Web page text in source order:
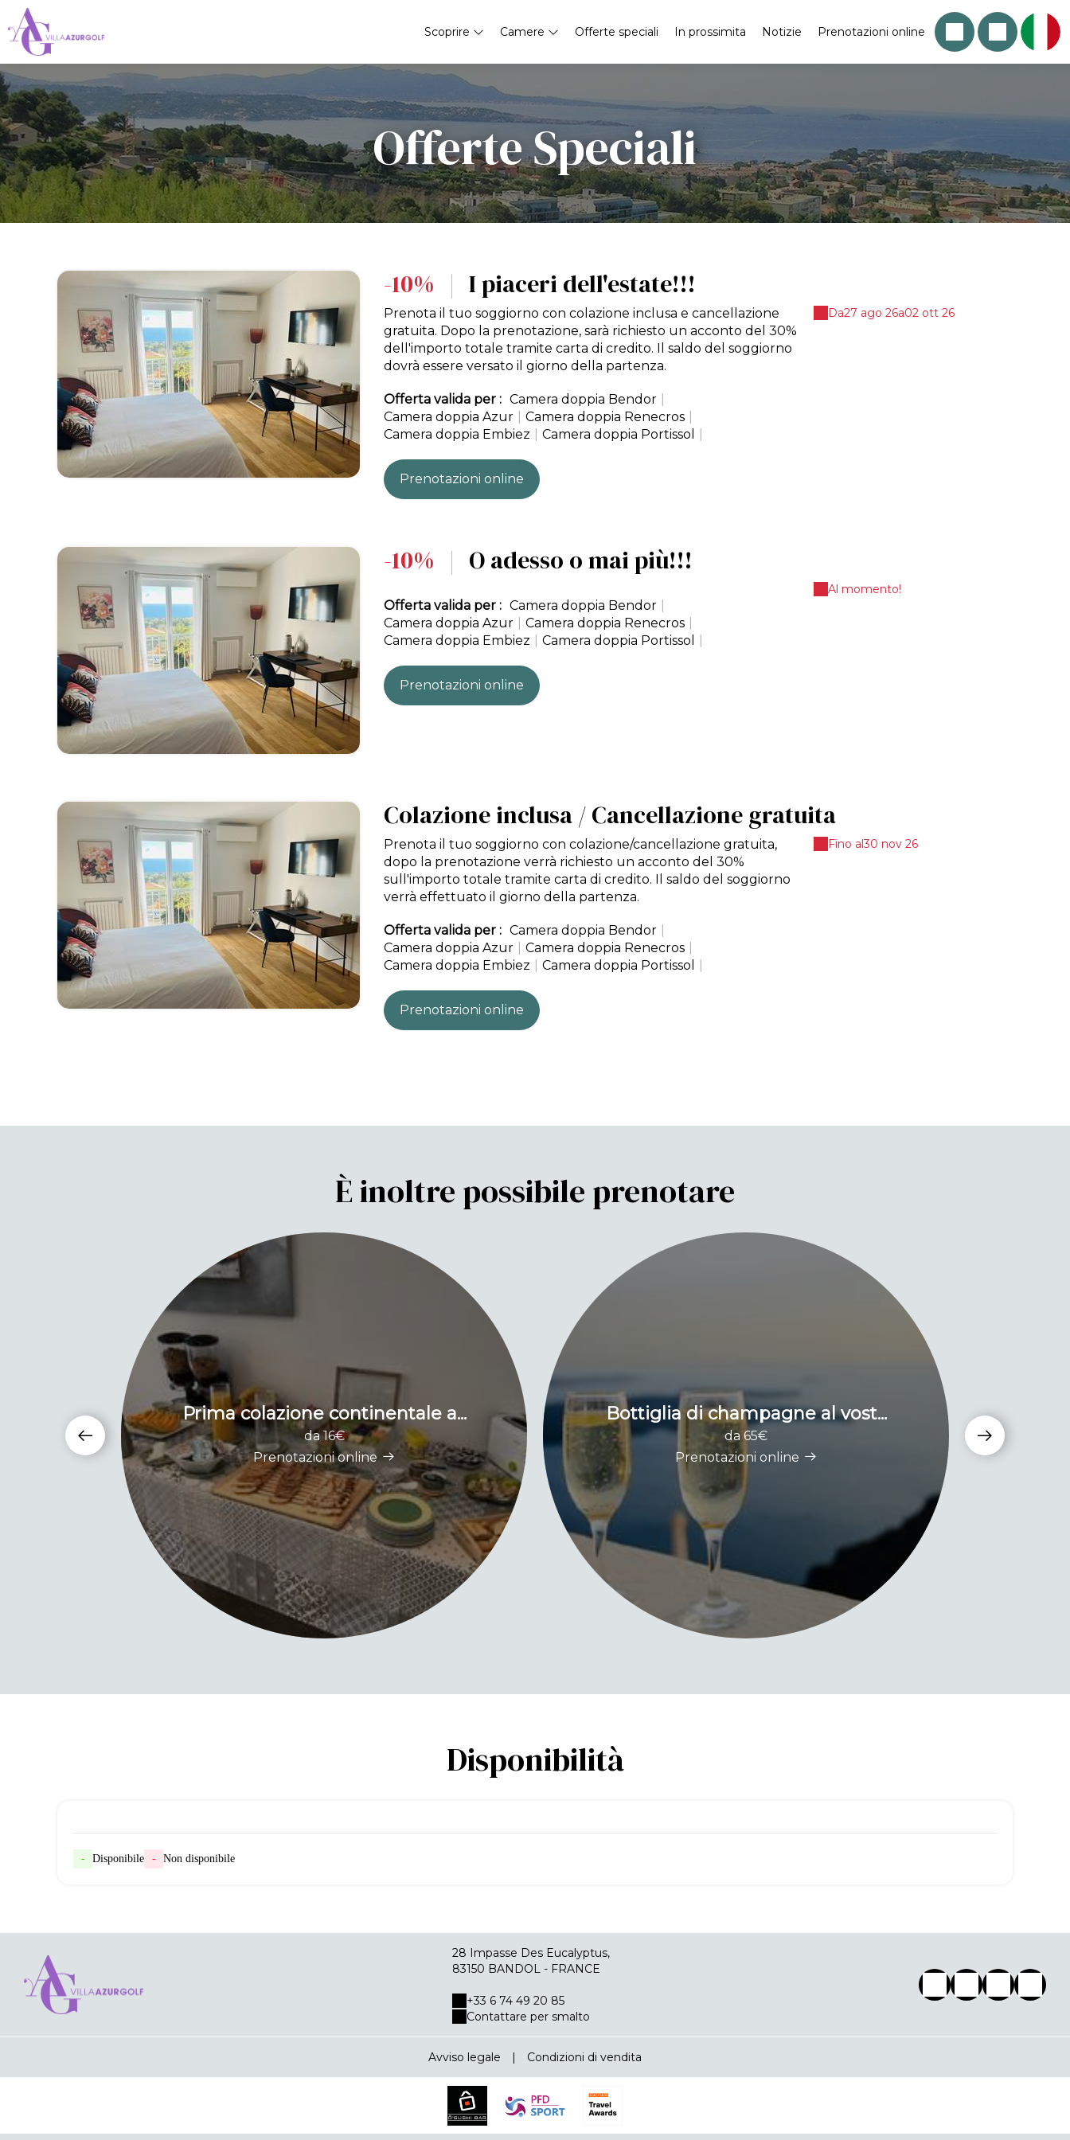
Scoprire Camere Offerte speciali In prossimita Notizie Prenotazioni online
Offerte Speciali
-10% | I piaceri dell'estate!!!
Prenota il tuo soggiorno con colazione inclusa e cancellazione
gratuita. Dopo la prenotazione, sarà richiesto un acconto del 30%
dell'importo totale tramite carta di credito. Il saldo del soggiorno
dovrà essere versato il giorno della partenza.
Offerta valida per : Camera doppia Bendor
Camera doppia Azur
Camera doppia Renecros
Camera doppia Embiez
Camera doppia Portissol
Prenotazioni online
Da27 ago 26a02 ott 26
-10% | O adesso o mai più!!!
Offerta valida per : Camera doppia Bendor
Camera doppia Azur
Camera doppia Renecros
Camera doppia Embiez
Camera doppia Portissol
Prenotazioni online
Al momento!
Colazione inclusa / Cancellazione gratuita
Prenota il tuo soggiorno con colazione/cancellazione gratuita,
dopo la prenotazione verrà richiesto un acconto del 30%
sull'importo totale tramite carta di credito. Il saldo del soggiorno
verrà effettuato il giorno della partenza.
Offerta valida per : Camera doppia Bendor
Camera doppia Azur
Camera doppia Renecros
Camera doppia Embiez
Camera doppia Portissol
Prenotazioni online
Fino al30 nov 26
È inoltre possibile prenotare
Prima colazione continentale a...
da 16€
Prenotazioni online
Bottiglia di champagne al vost...
da 65€
Prenotazioni online
Disponibilità
- Disponibile - Non disponibile
28 Impasse Des Eucalyptus,
83150 BANDOL - FRANCE
+33 6 74 49 20 85
Contattare per smalto
Avviso legale | Condizioni di vendita